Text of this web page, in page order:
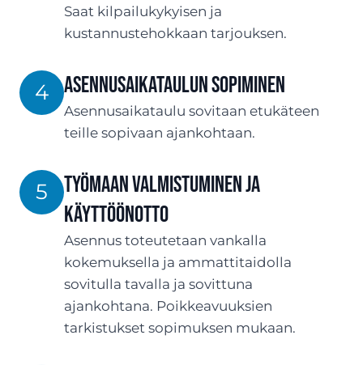
Saat kilpailukykyisen ja
kustannustehokkaan tarjouksen.
4 ASENNUSaikataulun sopiminen
Asennusaikataulu sovitaan etukäteen
teille sopivaan ajankohtaan.
5
Työmaan valmistuminen ja
käyttöönotto
Asennus toteutetaan vankalla
kokemuksella ja ammattitaidolla
sovitulla tavalla ja sovittuna
ajankohtana. Poikkeavuuksien
tarkistukset sopimuksen mukaan.